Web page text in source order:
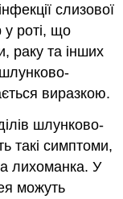
слизової
у роті, що
раку та інших
виразкою.
шлунково-
такі симптоми,
лихоманка. У
можуть